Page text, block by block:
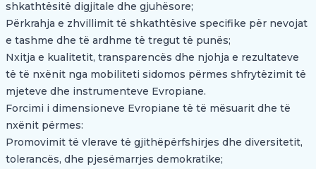
shkathtësitë digjitale dhe gjuhësore;
Përkrahja e zhvillimit të shkathtësive specifike për nevojat
e tashme dhe të ardhme të tregut të punës;
Nxitja e kualitetit, transparencës dhe njohja e rezultateve
të të nxënit nga mobiliteti sidomos përmes shfrytëzimit të
mjeteve dhe instrumenteve Evropiane.
Forcimi i dimensioneve Evropiane të të mësuarit dhe të
nxënit përmes:
Promovimit të vlerave të gjithëpërfshirjes dhe diversitetit,
tolerancës, dhe pjesëmarrjes demokratike;